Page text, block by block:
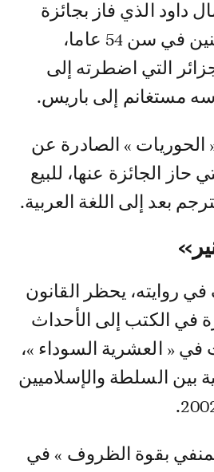
داود الذي فاز بجائزة
غونكور الأدبية الإثنين في سن 54 عاما،
التي اضطرته إلى
مستغانم إلى باريس.
الحوريات » الصادرة عن
حاز الجائزة عنها، للبيع
بعد إلى اللغة العربية.
روايته، يحظر القانون
في الكتب إلى الأحداث
في « العشرية السوداء »،
بين السلطة والإسلاميين
بقوة الظروف » في